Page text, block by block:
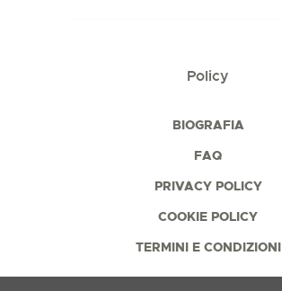
Policy
BIOGRAFIA
FAQ
PRIVACY POLICY
COOKIE POLICY
TERMINI E CONDIZIONI